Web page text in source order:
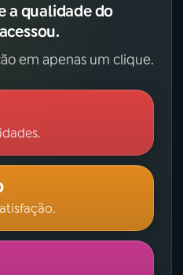
a qualidade do
em apenas um clique.